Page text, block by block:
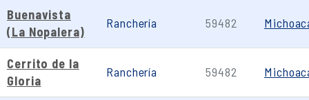
Buenavista
(La Nopalera)
Ranchería 59482
Cerrito de la
Gloria
Ranchería 59482